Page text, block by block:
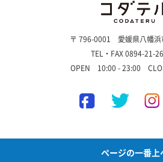
〒 796-0001 愛媛県八幡浜
TEL・FAX 0894-21-
OPEN 10:00 - 23:00
ページの一番上